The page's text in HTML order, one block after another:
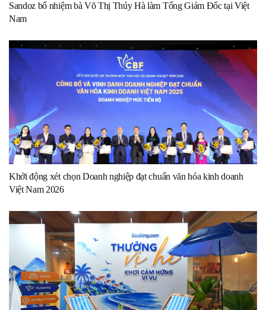
Sandoz bổ nhiệm bà Võ Thị Thúy Hà làm Tổng Giám Đốc tại Việt
Nam
Khởi động xét chọn Doanh nghiệp đạt chuẩn văn hóa kinh doanh
Việt Nam 2026